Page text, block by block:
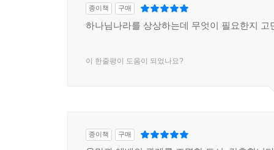
우병훈 고신대학교 신학과 교수
‘욕망’과 ‘사랑’이라는 키워드로 인간 존재의
사랑만이 참된 존재로 나아가는 여정임을 역설
지혜롭고 도발적이며 영감을 주는 책이다. 이 책
종이책 구매
하나님나라를 상상하는데 무엇이 필요한지 고
이 한줄평이 도움이 되었나요?
종이책 구매